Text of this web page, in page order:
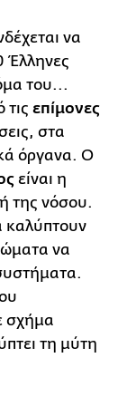
να
Έλληνες
του...
επίμονες
στα
όργανα. Ο
είναι η
της νόσου.
καλύπτουν
να
σχήμα
τη μύτη